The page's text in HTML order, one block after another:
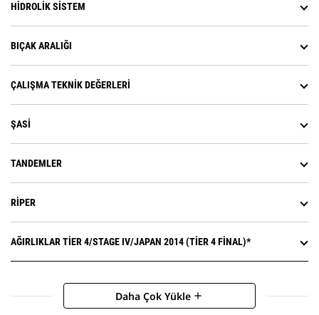
HIDROLIK SISTEM
BIÇAK ARALIĞI
ÇALIŞMA TEKNIK DEĞERLERI
ŞASI
TANDEMLER
RIPER
AĞIRLIKLAR TIER 4/STAGE IV/JAPAN 2014 (TIER 4 FINAL)*
Daha Çok Yükle add